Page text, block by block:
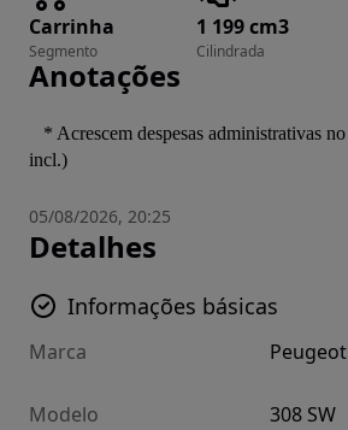
Carrinha
Segmento
1 199 cm3
Cilindrada
Anotações
incl.)
05/08/2026, 20:25
Detalhes
Informações básicas
Marca Peugeot
Modelo 308 SW